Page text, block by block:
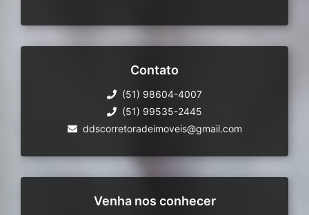
Contato
(51) 98604-4007
(51) 99535-2445
ddscorretoradeimoveis@gmail.com
Venha nos conhecer